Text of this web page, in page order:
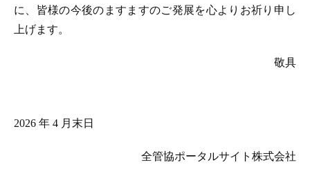
に、皆様の今後のますますのご発展を心よりお祈り申し
上げます。
敬具
2026 年 4 月末日
全管協ポータルサイト株式会社